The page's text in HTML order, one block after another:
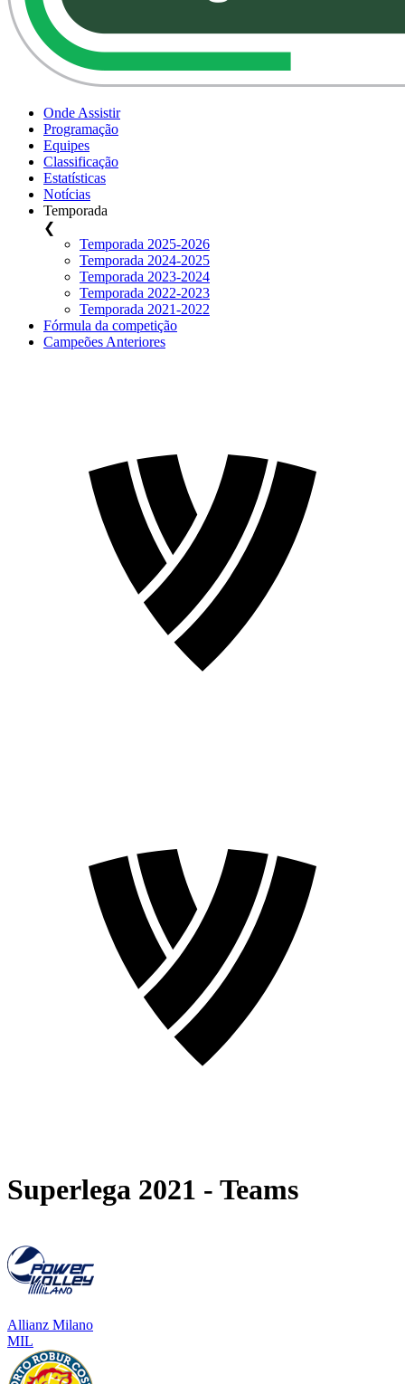
Onde Assistir
Programação
Equipes
Classificação
Estatísticas
Notícias
Temporada
❮
Temporada 2025-2026
Temporada 2024-2025
Temporada 2023-2024
Temporada 2022-2023
Temporada 2021-2022
Fórmula da competição
Campeões Anteriores
Superlega 2021 - Teams
Allianz Milano
MIL